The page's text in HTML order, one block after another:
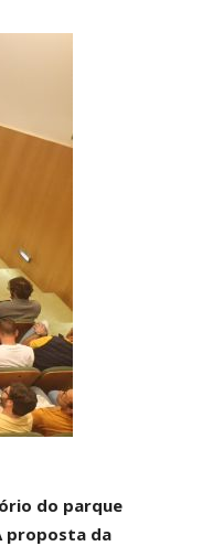
do parque
proposta da